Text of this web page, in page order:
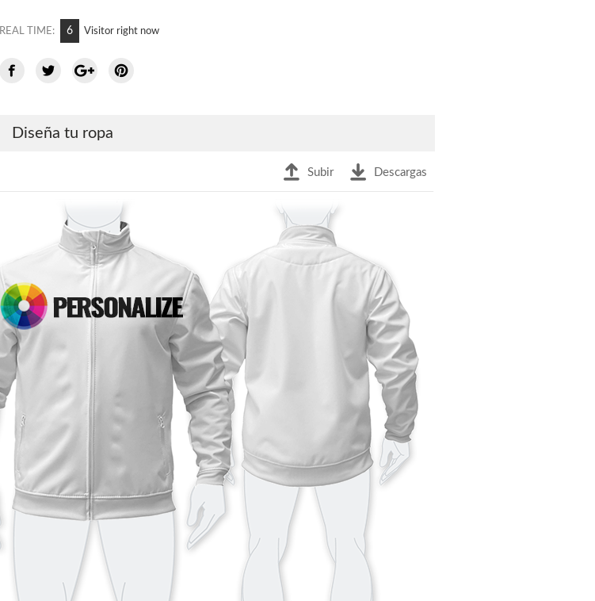
REAL TIME: 7 Visitor right now
Diseña tu ropa
Subir Descargas